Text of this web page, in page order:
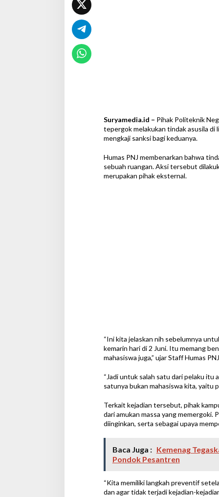
u
g
a
K
a
m
Suryamedia.id – Pihak Politeknik
tepergok melakukan tindak asusila di
mengkaji sanksi bagi keduanya.
Humas PNJ membenarkan bahwa
sebuah ruangan. Aksi tersebut
merupakan pihak eksternal.
“Ini kita jelaskan nih sebelumnya
kemarin hari di 2 Juni. Itu memang
mahasiswa juga,” ujar Staff Humas
“Jadi untuk salah satu dari pelaku itu
satunya bukan mahasiswa kita, yaitu
Terkait kejadian tersebut, pihak
dari amukan massa yang memergoki.
diinginkan, serta sebagai upaya
Baca Juga : Kemenag
Pondok Pesantren
“Kita memiliki langkah preventif
dan agar tidak terjadi kejadian-